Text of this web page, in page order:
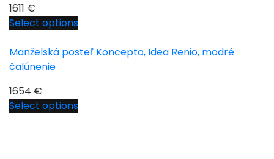
1611 €
Select options
Manželská posteľ Koncepto, Idea Renio, modré
čalúnenie
1654 €
Select options